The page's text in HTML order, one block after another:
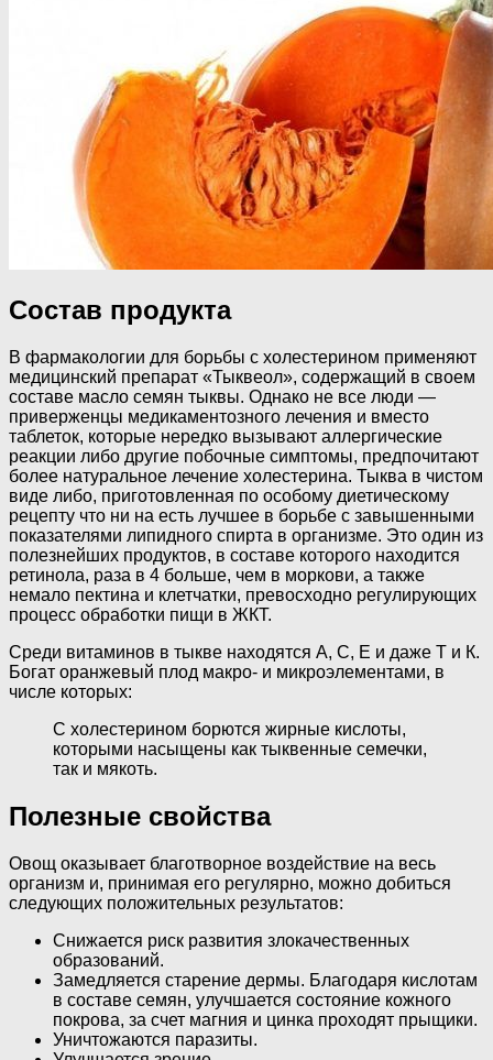
Состав продукта
В фармакологии для борьбы с холестерином применяют
медицинский препарат «Тыквеол», содержащий в своем
составе масло семян тыквы. Однако не все люди —
приверженцы медикаментозного лечения и вместо
таблеток, которые нередко вызывают аллергические
реакции либо другие побочные симптомы, предпочитают
более натуральное лечение холестерина. Тыква в чистом
виде либо, приготовленная по особому диетическому
рецепту что ни на есть лучшее в борьбе с завышенными
показателями липидного спирта в организме. Это один из
полезнейших продуктов, в составе которого находится
ретинола, раза в 4 больше, чем в моркови, а также
немало пектина и клетчатки, превосходно регулирующих
процесс обработки пищи в ЖКТ.
Среди витаминов в тыкве находятся А, С, Е и даже Т и К.
Богат оранжевый плод макро- и микроэлементами, в
числе которых:
С холестерином борются жирные кислоты,
которыми насыщены как тыквенные семечки,
так и мякоть.
Полезные свойства
Овощ оказывает благотворное воздействие на весь
организм и, принимая его регулярно, можно добиться
следующих положительных результатов:
Снижается риск развития злокачественных
образований.
Замедляется старение дермы. Благодаря кислотам
в составе семян, улучшается состояние кожного
покрова, за счет магния и цинка проходят прыщики.
Уничтожаются паразиты.